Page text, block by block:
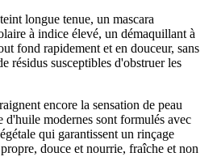
longue tenue, un mascara
à indice élevé, un démaquillant à
fond rapidement et en douceur, sans
résidus susceptibles d'obstruer les
encore la sensation de peau
d'huile modernes sont formulés avec
qui garantissent un rinçage
douce et nourrie, fraîche et non